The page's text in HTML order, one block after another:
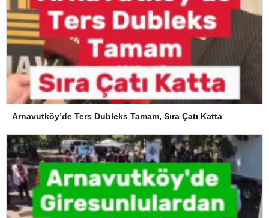
Arnavutköy’de Ters Dubleks Tamam, Sıra Çatı Katta